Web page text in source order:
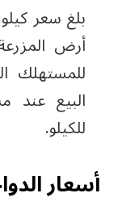
أرض
للمستهلك
للكيلو.
أسعار